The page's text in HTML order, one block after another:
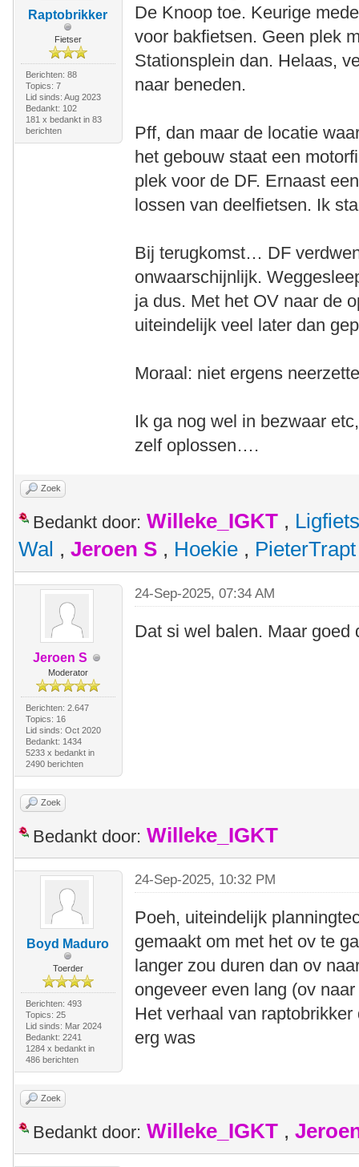
Raptobrikker
Fietser
Berichten: 88
Topics: 7
Lid sinds: Aug 2023
Bedankt: 102
181 x bedankt in 83
berichten
De Knoop toe. Keurige
voor bakfietsen. Geen plek
Stationsplein dan. Helaas,
naar beneden.
Pff, dan maar de locatie
het gebouw staat een
plek voor de DF. Ernaast
lossen van deelfietsen. Ik
Bij terugkomst… DF
onwaarschijnlijk.
ja dus. Met het OV naar de
uiteindelijk veel later dan
Moraal: niet ergens
Ik ga nog wel in bezwaar
zelf oplossen….
Zoek
Bedankt door: Willeke_IGKT ,
Wal , Jeroen S , Hoekie , PieterTrapt
Jeroen S
Moderator
Berichten: 2.647
Topics: 16
Lid sinds: Oct 2020
Bedankt: 1434
5233 x bedankt in
2490 berichten
24-Sep-2025, 07:34 AM
Dat si wel balen. Maar goed
Zoek
Bedankt door: Willeke_IGKT
Boyd Maduro
Toerder
Berichten: 493
Topics: 25
Lid sinds: Mar 2024
Bedankt: 2241
1284 x bedankt in
486 berichten
24-Sep-2025, 10:32 PM
Poeh, uiteindelijk
gemaakt om met het ov te
langer zou duren dan ov
ongeveer even lang (ov
Het verhaal van
erg was
Zoek
Bedankt door: Willeke_IGKT ,